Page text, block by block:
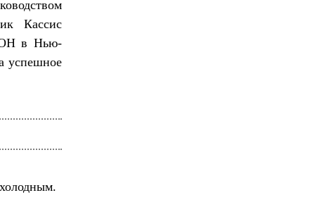
Кассис
в Нью-
успешное